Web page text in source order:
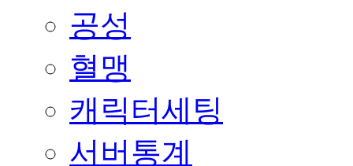
공성
혈맹
캐릭터세팅
서버통계